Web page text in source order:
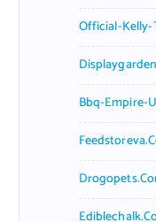
Official-
Bbq-Empire-